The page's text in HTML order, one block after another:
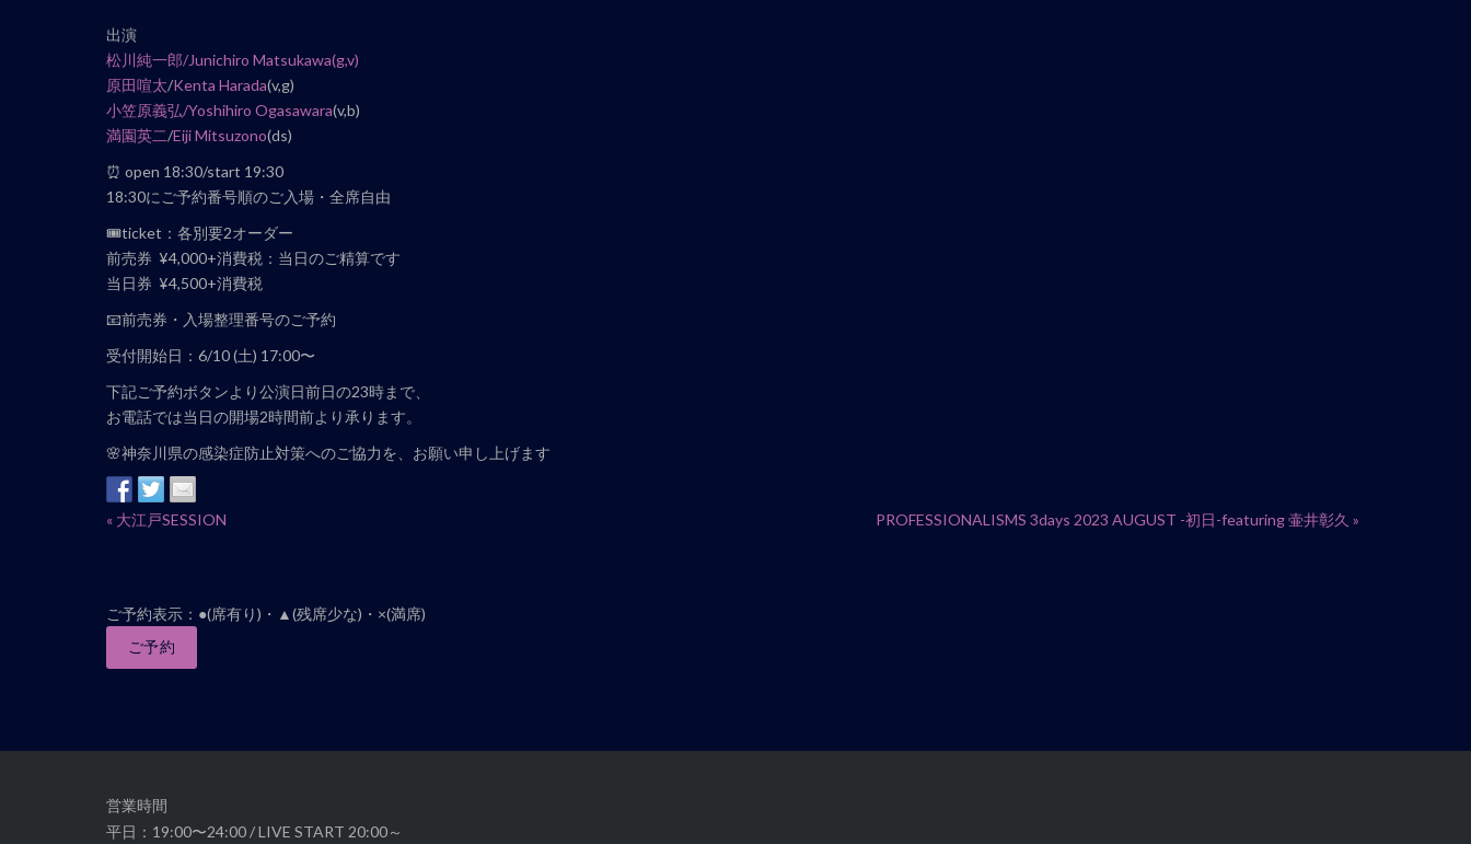
ン
出演
松川純一郎/Junichiro Matsukawa(g,v)
原田喧太/Kenta Harada(v,g)
小笠原義弘/Yoshihiro Ogasawara(v,b)
満園英二/Eiji Mitsuzono(ds)
⏰ open 18:30/start 19:30
18:30にご予約番号順のご入場・全席自由
🎟ticket：各別要2オーダー
前売券 ¥4,000+消費税：当日のご精算です
当日券 ¥4,500+消費税
📧前売券・入場整理番号のご予約
受付開始日：6/10 (土) 17:00〜
下記ご予約ボタンより公演日前日の23時まで、
お電話では当日の開場2時間前より承ります。
🌸神奈川県の感染症防止対策へのご協力を、お願い申し上げます
イ
ト
ナ
ョ
«大江戸SESSION PROFESSIONALISMS 3days 2023 AUGUST -初日-featuring 壷井彰久»
ご予約表示：●(席有り)・▲(残席少な)・×(満席)
ご予約
営業時間
平日：19:00〜24:00 / LIVE START 20:00～